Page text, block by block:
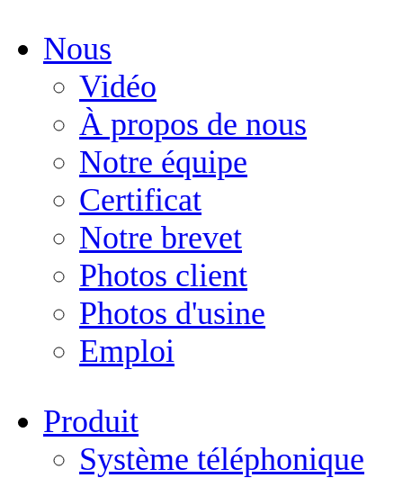
Nous
Vidéo
À propos de nous
Notre équipe
Certificat
Notre brevet
Photos client
Photos d'usine
Emploi
Produit
Système téléphonique